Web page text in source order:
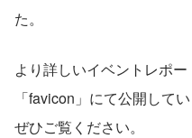
た。
より詳しいイベントレポ
「favicon」にて公開してい
ぜひご覧ください。